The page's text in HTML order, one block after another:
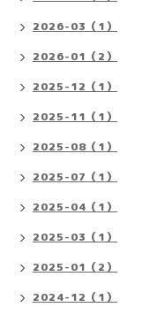
2026-03（1）
2026-01（2）
2025-12（1）
2025-11（1）
2025-08（1）
2025-07（1）
2025-04（1）
2025-03（1）
2025-01（2）
2024-12（1）